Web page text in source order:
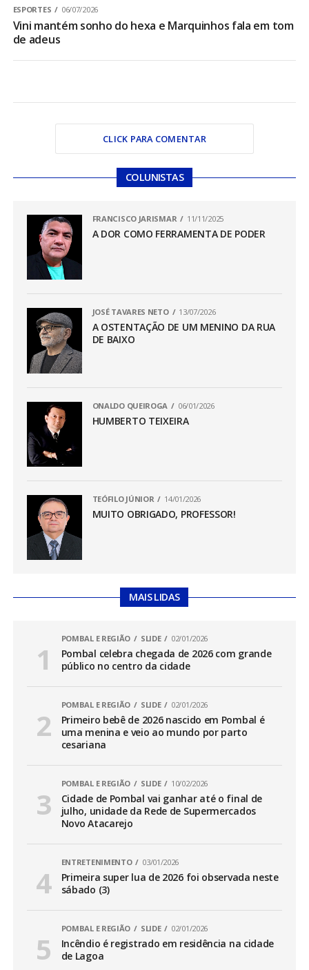
ESPORTES 06/07/2026
Vini mantém sonho do hexa e Marquinhos fala em tom
de adeus
CLICK PARA COMENTAR
COLUNISTAS
FRANCISCO JARISMAR 11/11/2025
A DOR COMO FERRAMENTA DE PODER
JOSÉ TAVARES NETO 13/07/2026
A OSTENTAÇÃO DE UM MENINO DA RUA
DE BAIXO
ONALDO QUEIROGA 06/01/2026
HUMBERTO TEIXEIRA
TEÓFILO JÚNIOR 14/01/2026
MUITO OBRIGADO, PROFESSOR!
MAIS LIDAS
POMBAL E REGIÃO SLIDE 02/01/2026
Pombal celebra chegada de 2026 com grande
público no centro da cidade
POMBAL E REGIÃO SLIDE 02/01/2026
Primeiro bebê de 2026 nascido em Pombal é
uma menina e veio ao mundo por parto
cesariana
POMBAL E REGIÃO SLIDE 10/02/2026
Cidade de Pombal vai ganhar até o final de
julho, unidade da Rede de Supermercados
Novo Atacarejo
ENTRETENIMENTO 03/01/2026
Primeira super lua de 2026 foi observada neste
sábado (3)
POMBAL E REGIÃO SLIDE 02/01/2026
Incêndio é registrado em residência na cidade
de Lagoa